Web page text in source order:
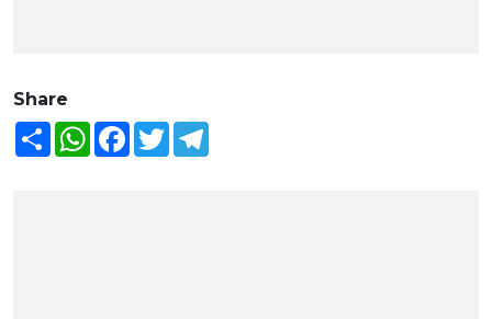
Share
Share WhatsAppFacebook
Twitter